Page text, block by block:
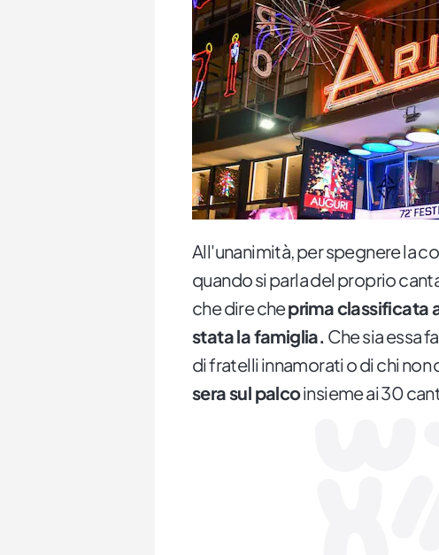
All'unanimità, per spegnere la
quando si parla del proprio
che dire cheprima classificata
stata la famiglia. Che sia essa
di fratelli innamorati o di chi non
sera sul palcoinsieme ai 30